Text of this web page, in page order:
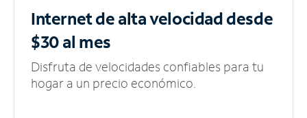
Internet de alta velocidaddesde
$30 al mes
Disfruta de velocidades confiables para tu
hogar a un precio económico.